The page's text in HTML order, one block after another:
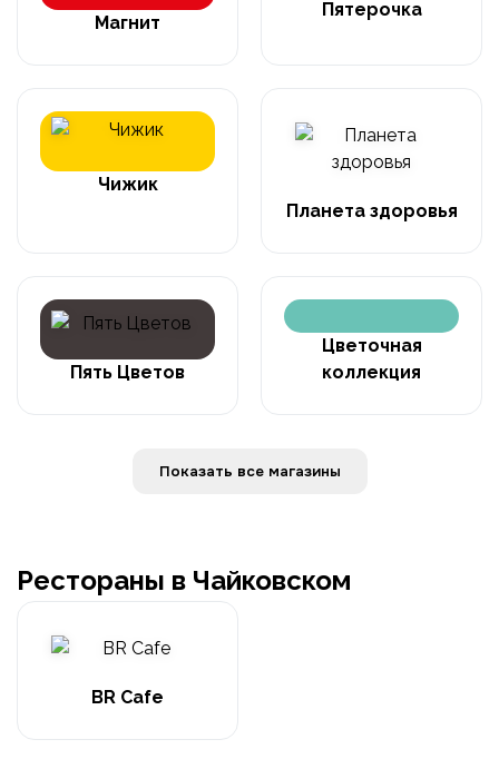
Магнит
Пятерочка
Чижик
Планета здоровья
Пять Цветов
Цветочная
коллекция
Показать все магазины
Рестораны в Чайковском
BR Cafe